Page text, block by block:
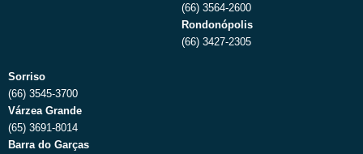
(66) 3564-2600
Rondonópolis
(66) 3427-2305
Sorriso
(66) 3545-3700
Várzea Grande
(65) 3691-8014
Barra do Garças